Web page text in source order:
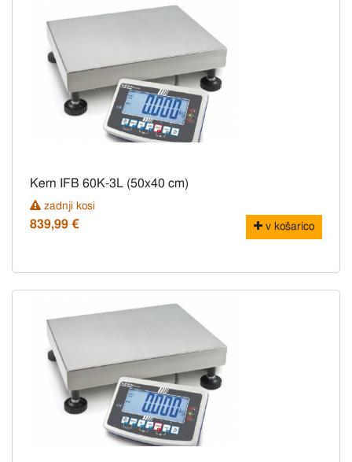
Kern IFB 60K-3L (50x40 cm)
zadnji kosi
839,99 € v košarico